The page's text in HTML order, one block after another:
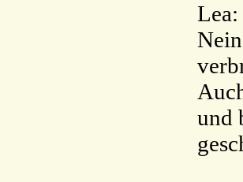
Lea:
und